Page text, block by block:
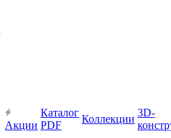
Акции
Каталог
PDF
Коллекции
3D-